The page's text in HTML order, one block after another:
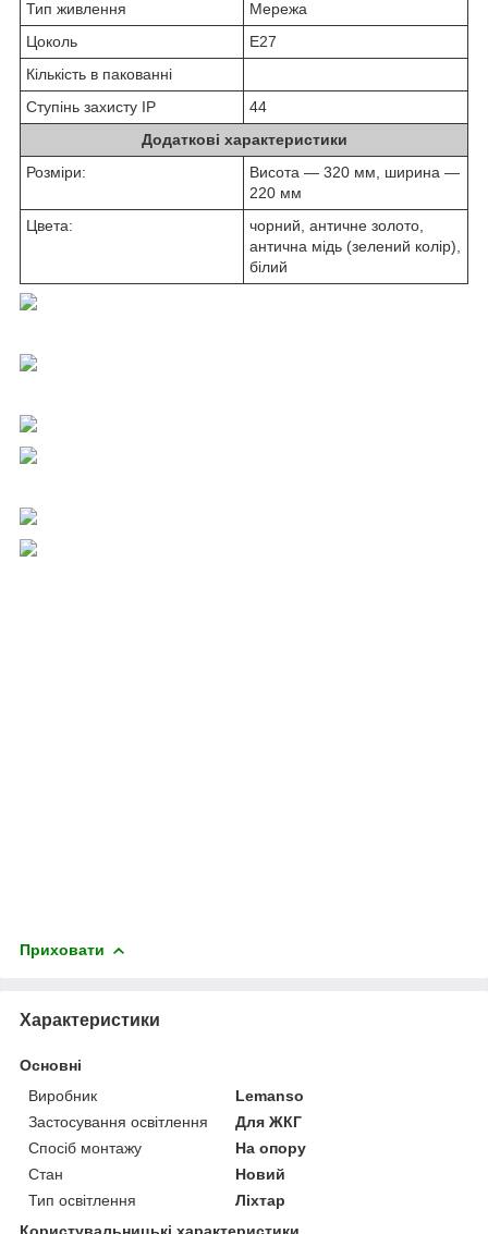
Тип живлення
Мережа
Цоколь
Е27
Кількість в пакованні
Ступінь захисту IP
44
Додаткові характеристики
Розміри:
Висота — 320 мм, ширина —
220 мм
Цвета:
чорний, античне золото,
антична мідь (зелений колір),
білий
Приховати
Характеристики
Основні
Виробник
Lemanso
Застосування освітлення
Для ЖКГ
Спосіб монтажу
На опору
Стан
Новий
Тип освітлення
Ліхтар
Користувальницькі характеристики